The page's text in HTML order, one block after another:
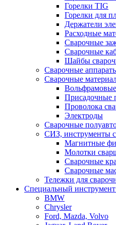
Горелки TIG
Горелки для
Держатели
Расходные
Сварочные
Сварочные
Шайбы
Сварочные
Сварочные
Присадочные
Проволока
Электроды
Сварочные
СИЗ, инструменты
Магнитные
Молотки
Сварочные
Сварочные
Тележки для
Специальный
BMW
Chrysler
Ford, Mazda, Volvo